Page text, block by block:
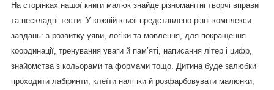
На сторінках нашої книги малюк знайде різноманітні творчі вправи
та нескладні тести. У кожній книзі представлено різні комплекси
завдань: з розвитку уяви, логіки та мовлення, для покращення
координації, тренування уваги й пам’яті, написання літер і цифр,
знайомства з кольорами та формами тощо. Дитина буде залюбки
проходити лабіринти, клеїти наліпки й розфарбовувати малюнки,